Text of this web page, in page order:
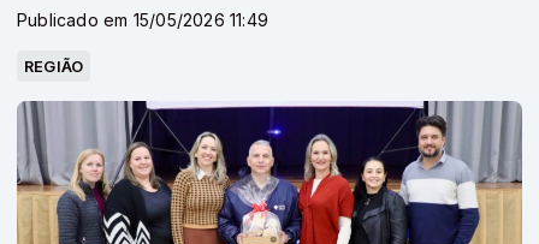
Publicado em 15/05/2026 11:49
REGIÃO